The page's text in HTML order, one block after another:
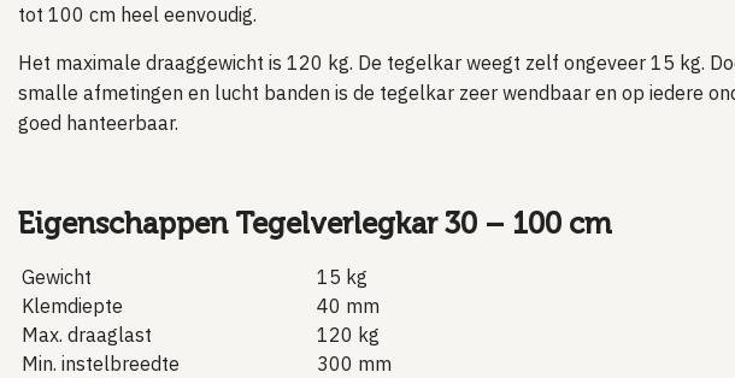
tot 100 cm heel eenvoudig.
Het maximale draaggewicht is 120 kg. De tegelkar weegt zelf ongeveer 15 kg.
smalle afmetingen en lucht banden is de tegelkar zeer wendbaar en op iedere
goed hanteerbaar.
Eigenschappen Tegelverlegkar 30 – 100 cm
Gewicht
15 kg
Klemdiepte
40 mm
Max. draaglast
120 kg
Min. instelbreedte
300 mm